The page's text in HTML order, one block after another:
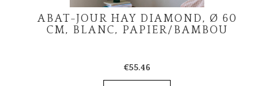
ABAT-JOUR HAY DIAMOND, Ø 60
CM, BLANC, PAPIER/BAMBOU
€55.46